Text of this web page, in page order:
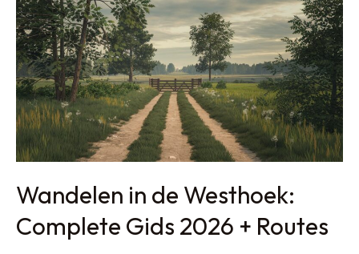
Westhoek?
15+
Topactiviteiten
(2026)
Wandelen in de Westhoek:
Complete Gids 2026 + Routes